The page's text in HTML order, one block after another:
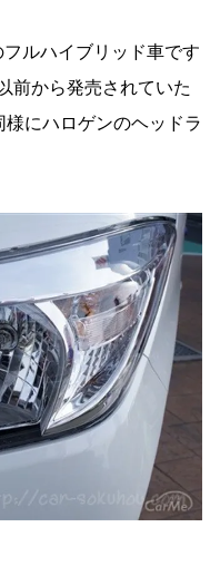
ルハイブリッド車です
前から発売されていた
にハロゲンのヘッドラ